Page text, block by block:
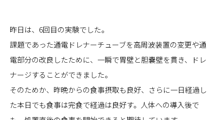
昨日は、6回目の実験でした。
課題であった通電ドレナーチューブを高周波装置の変更や通
電部分の改良したために、一瞬で胃壁と胆嚢壁を貫き、ドレ
ナージすることができました。
そのためか、昨晩からの食事摂取も良好、さらに一日経過し
た本日でも食事は完食で経過は良好す。人体への導入後で